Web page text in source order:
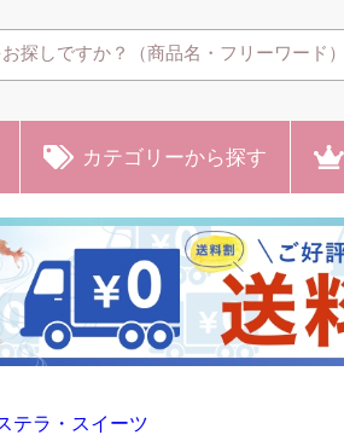
カテゴリーから探す
テラ・スイーツ